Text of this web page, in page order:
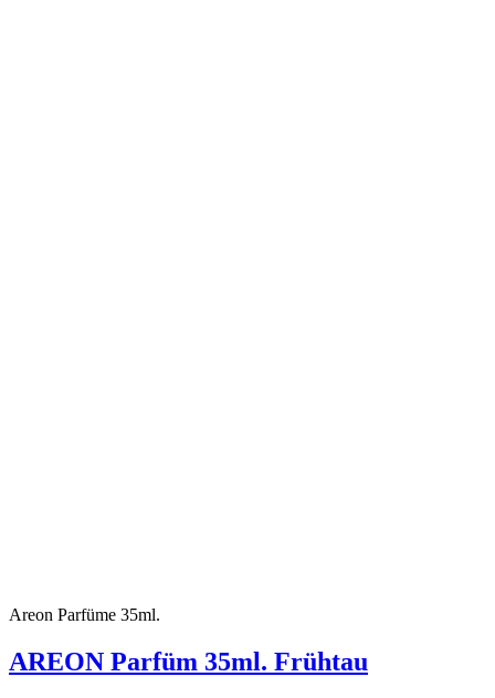
Areon Parfüme 35ml.
AREON Parfüm 35ml. Frühtau